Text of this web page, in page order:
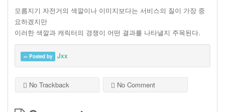
모름지기 자전거의 색깔이나 이미지보다는 서비스의 질이 가장 중
요하겠지만
이러한 색깔과 캐릭터의 경쟁이 어떤 결과를 나타낼지 주목된다.
Posted by Jxx
No Trackback No Comment